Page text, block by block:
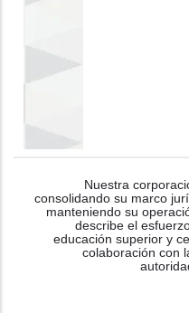
Nuestra
consolidando su marco
manteniendo su
describe el
educación superior y
colaboración con